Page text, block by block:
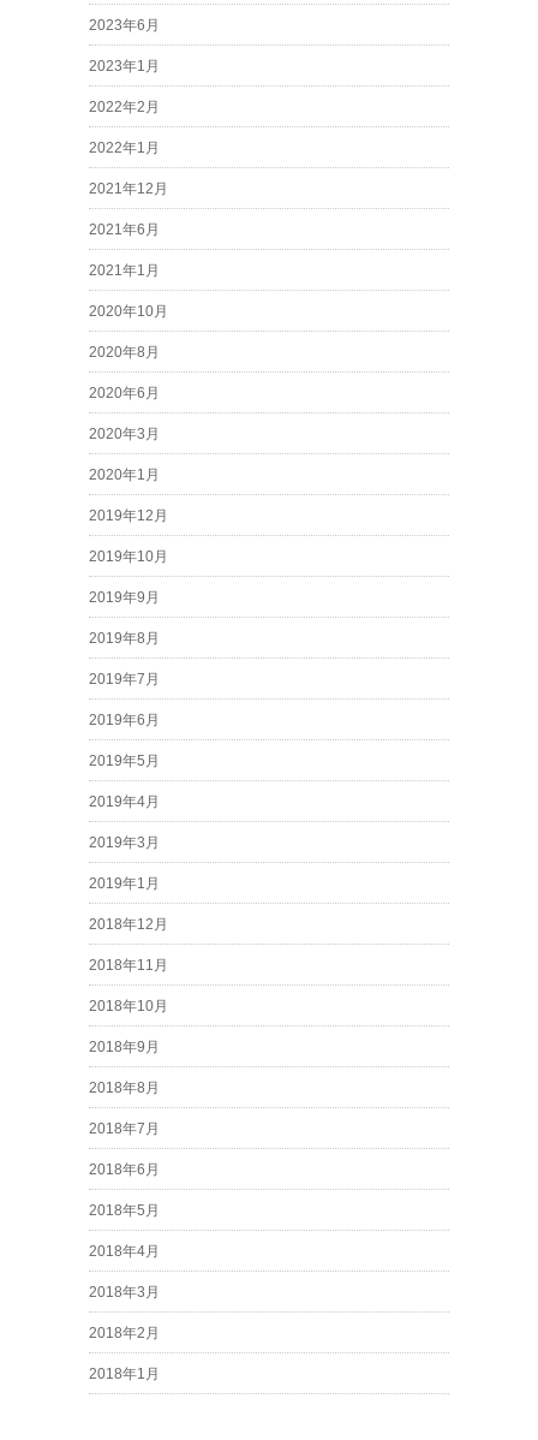
2023年6月
2023年1月
2022年2月
2022年1月
2021年12月
2021年6月
2021年1月
2020年10月
2020年8月
2020年6月
2020年3月
2020年1月
2019年12月
2019年10月
2019年9月
2019年8月
2019年7月
2019年6月
2019年5月
2019年4月
2019年3月
2019年1月
2018年12月
2018年11月
2018年10月
2018年9月
2018年8月
2018年7月
2018年6月
2018年5月
2018年4月
2018年3月
2018年2月
2018年1月